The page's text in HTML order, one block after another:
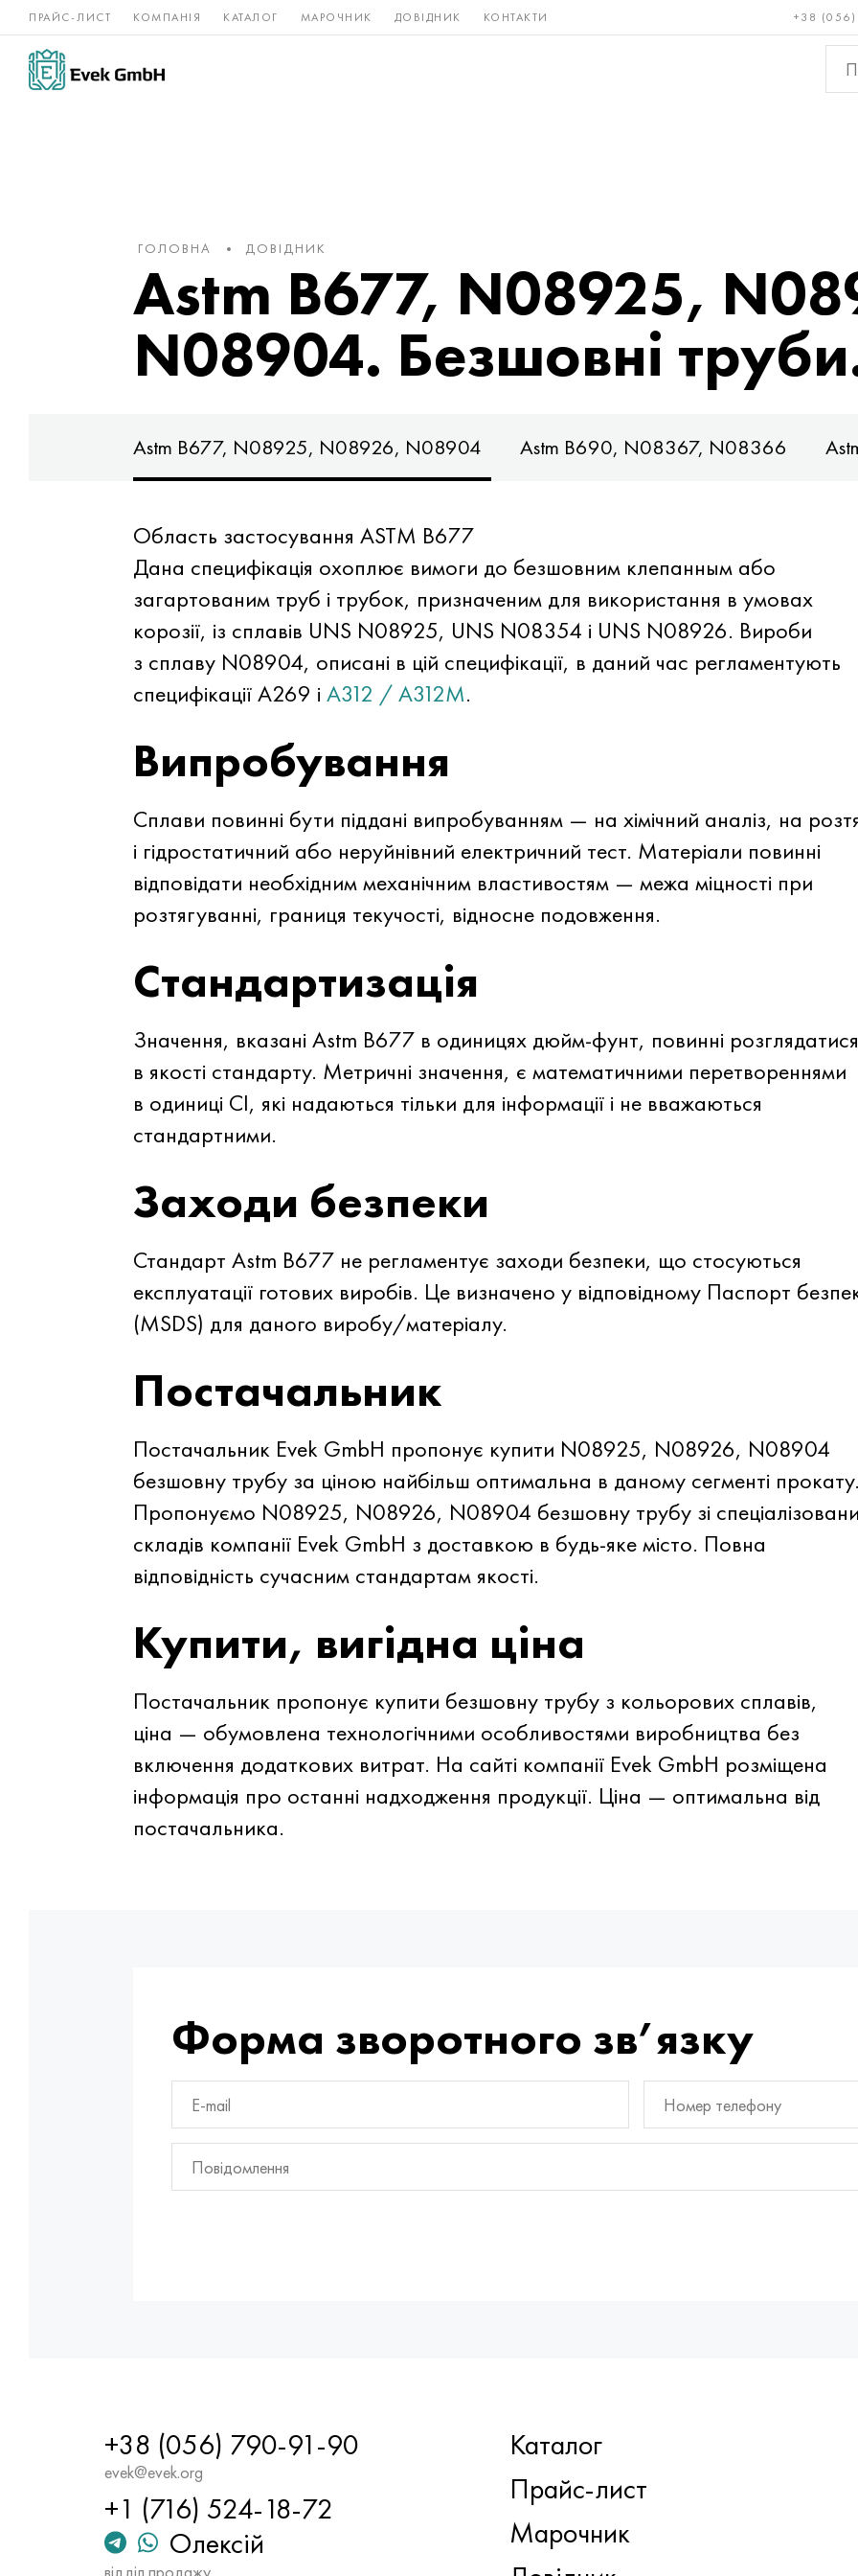
ПРАЙС-ЛИСТ КОМПАНІЯ КАТАЛОГ МАРОЧНИК ДОВІДНИК КОНТАКТИ +38
Нікелеві
сплави
Рідкісні і Бронза, мідь,
ГОЛОВНА ДОВІДНИК
Astm B677, N08925,
N08904. Безшовні
Astm B677, N08925, N08926, N08904 Astm B690, N08367, N08366
Область застосування ASTM B677
Дана специфікація охоплює вимоги до безшовним клепанным або
загартованим труб і трубок, призначеним для використання в умовах
корозії, із сплавів UNS N08925, UNS N08354 і UNS N08926. Вироби
з сплаву N08904, описані в цій специфікації, в даний час регламентують
специфікації A269 і A312 / A312M.
Випробування
Сплави повинні бути піддані випробуванням — на хімічний аналіз, на
і гідростатичний або неруйнівний електричний тест. Матеріали повинні
відповідати необхідним механічним властивостям — межа міцності при
розтягуванні, границя текучості, відносне подовження.
Стандартизація
Значення, вказані Astm B677 в одиницях дюйм-фунт, повинні розглядатися
в якості стандарту. Метричні значення, є математичними перетвореннями
в одиниці СІ, які надаються тільки для інформації і не вважаються
стандартними.
Заходи безпеки
Стандарт Astm B677 не регламентує заходи безпеки, що стосуються
експлуатації готових виробів. Це визначено у відповідному Паспорт
(MSDS) для даного виробу/матеріалу.
Постачальник
Постачальник Evek GmbH пропонує купити N08925, N08926, N08904
безшовну трубу за ціною найбільш оптимальна в даному сегменті
Пропонуємо N08925, N08926, N08904 безшовну трубу зі
складів компанії Evek GmbH з доставкою в будь-яке місто. Повна
відповідність сучасним стандартам якості.
Купити, вигідна ціна
Постачальник пропонує купити безшовну трубу з кольорових сплавів,
ціна — обумовлена технологічними особливостями виробництва без
включення додаткових витрат. На сайті компанії Evek GmbH розміщена
інформація про останні надходження продукції. Ціна — оптимальна від
постачальника.
Форма зворотного зв’язку
+38 (056) 790-91-90
evek@evek.org
+1 (716) 524-18-72
Олексій
Каталог
Прайс-лист
Марочник